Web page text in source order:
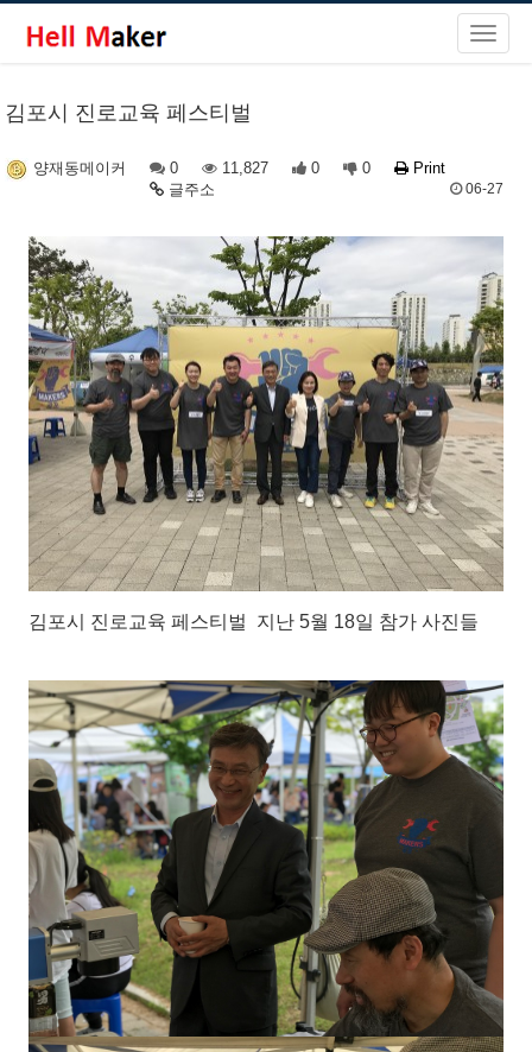
김포시 진로교육 페스티벌
양재동메이커 0 11,827 0 0
Print
글주소
06-27
김포시 진로교육 페스티벌 지난 5월 18일 참가 사진들